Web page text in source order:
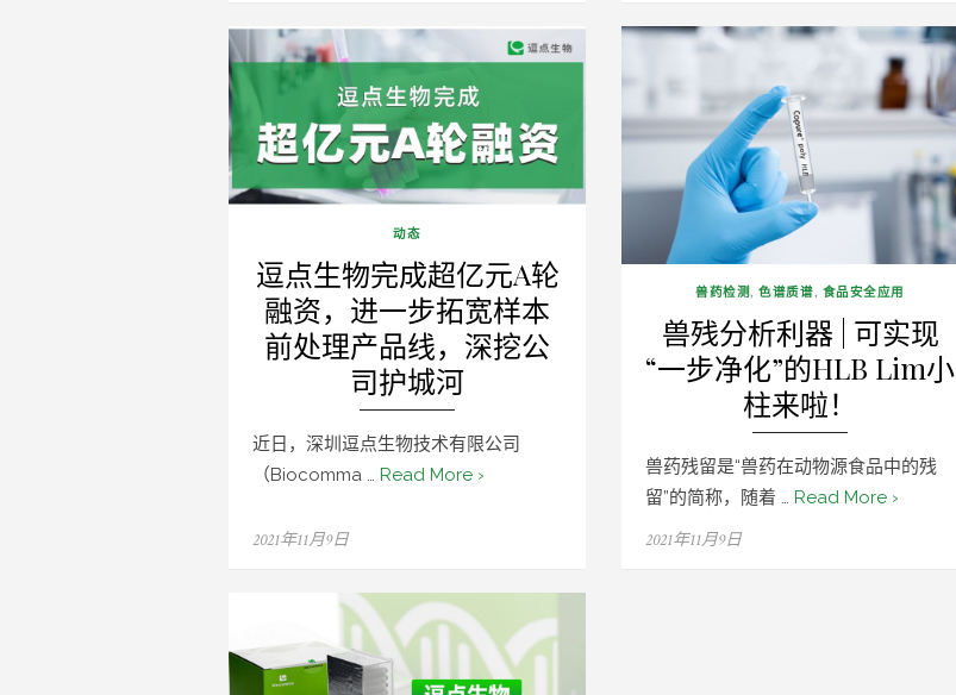
动态
逗点生物完成超亿元A轮
融资，进一步拓宽样本
前处理产品线，深挖公
司护城河
近日，深圳逗点生物技术有限公司
（Biocomma … Read More ›
Posted
2021年11月9日
兽药检测 ,色谱质谱, 食品安全应用
兽残分析利器 | 可实现
“一步净化”的HLB Lim小
柱来啦！
兽药残留是“兽药在动物源食品中的残
留”的简称，随着 … Read More ›
Posted
2021年11月9日